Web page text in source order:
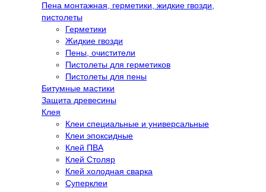
Пена монтажная, герметики, жидкие гвозди,
пистолеты
Герметики
Жидкие гвозди
Пены, очистители
Пистолеты для герметиков
Пистолеты для пены
Битумные мастики
Защита древесины
Клея
Клеи специальные и универсальные
Клеи эпоксидные
Клей ПВА
Клей Столяр
Клей холодная сварка
Суперклеи